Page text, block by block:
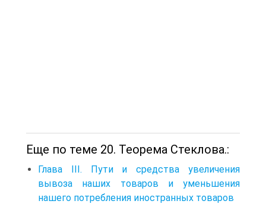
Еще по теме 20. Теорема Стеклова.:
Глава III. Пути и средства увеличения
вывоза наших товаров и уменьшения
нашего потребления иностранных товаров